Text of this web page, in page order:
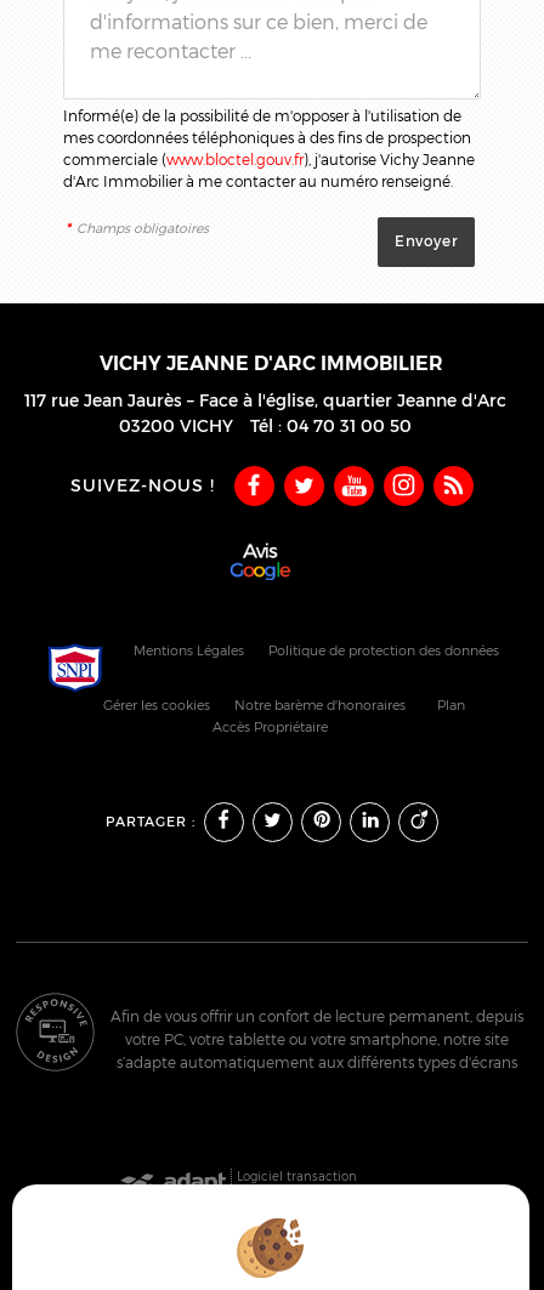
Informé(e) de la possibilité de m'opposer à l'utilisation de
mes coordonnées téléphoniques à des fins de prospection
commerciale (www.bloctel.gouv.fr), j'autorise Vichy Jeanne
d'Arc Immobilier à me contacter au numéro renseigné.
* Champs obligatoires
VICHY JEANNE D'ARC IMMOBILIER
117 rue Jean Jaurès – Face à l'église, quartier Jeanne d'Arc
03200 VICHY Tél :04 70 31 00 50
SUIVEZ-NOUS !
Mentions Légales Politique de protection des données
Gérer les cookies Notre barème d'honoraires
Plan
Accès Propriétaire
PARTAGER :
Afin de vous offrir un confort de lecture permanent, depuis
votre PC, votre tablette ou votre smartphone, notre site
s’adapte automatiquement aux différents types d'écrans
Logiciel transaction